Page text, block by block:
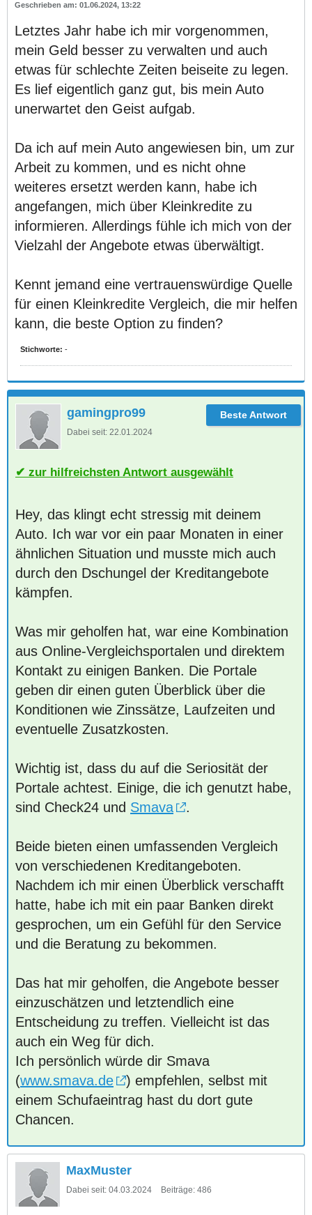
01.06.2024, 13:22
Letztes Jahr habe ich mir vorgenommen,
mein Geld besser zu verwalten und auch
etwas für schlechte Zeiten beiseite zu legen.
Es lief eigentlich ganz gut, bis mein Auto
unerwartet den Geist aufgab.
Da ich auf mein Auto angewiesen bin, um zur
Arbeit zu kommen, und es nicht ohne
weiteres ersetzt werden kann, habe ich
angefangen, mich über Kleinkredite zu
informieren. Allerdings fühle ich mich von der
Vielzahl der Angebote etwas überwältigt.
Kennt jemand eine vertrauenswürdige Quelle
für einen Kleinkredite Vergleich, die mir helfen
kann, die beste Option zu finden?
Stichworte: -
gamingpro99
Dabei seit: 22.01.2024
zur hilfreichsten Antwort ausgewählt
Hey, das klingt echt stressig mit deinem
Auto. Ich war vor ein paar Monaten in einer
ähnlichen Situation und musste mich auch
durch den Dschungel der Kreditangebote
kämpfen.
Was mir geholfen hat, war eine Kombination
aus Online-Vergleichsportalen und direktem
Kontakt zu einigen Banken. Die Portale
geben dir einen guten Überblick über die
Konditionen wie Zinssätze, Laufzeiten und
eventuelle Zusatzkosten.
Wichtig ist, dass du auf die Seriosität der
Portale achtest. Einige, die ich genutzt habe,
sind Check24 und Smava .
Beide bieten einen umfassenden Vergleich
von verschiedenen Kreditangeboten.
Nachdem ich mir einen Überblick verschafft
hatte, habe ich mit ein paar Banken direkt
gesprochen, um ein Gefühl für den Service
und die Beratung zu bekommen.
Das hat mir geholfen, die Angebote besser
einzuschätzen und letztendlich eine
Entscheidung zu treffen. Vielleicht ist das
auch ein Weg für dich.
Ich persönlich würde dir Smava
(www.smava.de
) empfehlen, selbst mit
einem Schufaeintrag hast du dort gute
Chancen.
MaxMuster
Dabei seit: 04.03.2024 Beiträge: 486